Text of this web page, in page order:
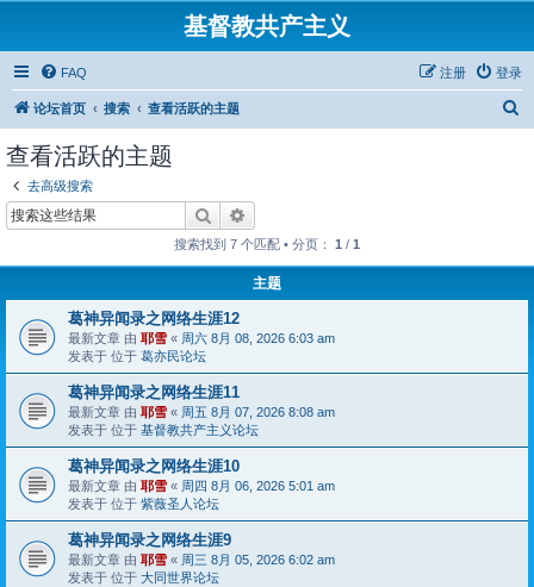
基督教共产主义
FAQ 登录
注册
论坛首页 搜索 查看活跃的主题
查看活跃的主题
去高级搜索
搜索
搜索找到 7 个匹配 • 分页： 1 / 1
主题
葛神异闻录之网络生涯12
最新文章 由 耶雪 « 周六 8月 08, 2026 6:03 am
发表于 位于 葛亦民论坛
葛神异闻录之网络生涯11
最新文章 由 耶雪 « 周五 8月 07, 2026 8:08 am
发表于 位于 基督教共产主义论坛
葛神异闻录之网络生涯10
最新文章 由 耶雪 « 周四 8月 06, 2026 5:01 am
发表于 位于 紫薇圣人论坛
葛神异闻录之网络生涯9
最新文章 由 耶雪 « 周三 8月 05, 2026 6:02 am
发表于 位于 大同世界论坛